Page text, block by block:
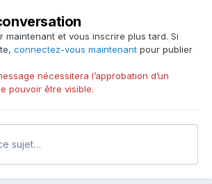
maintenant et vous inscrire plus tard. Si
connectez-vous maintenant pour publier
nécessitera l’approbation d’un
pouvoir être visible.
sujet…